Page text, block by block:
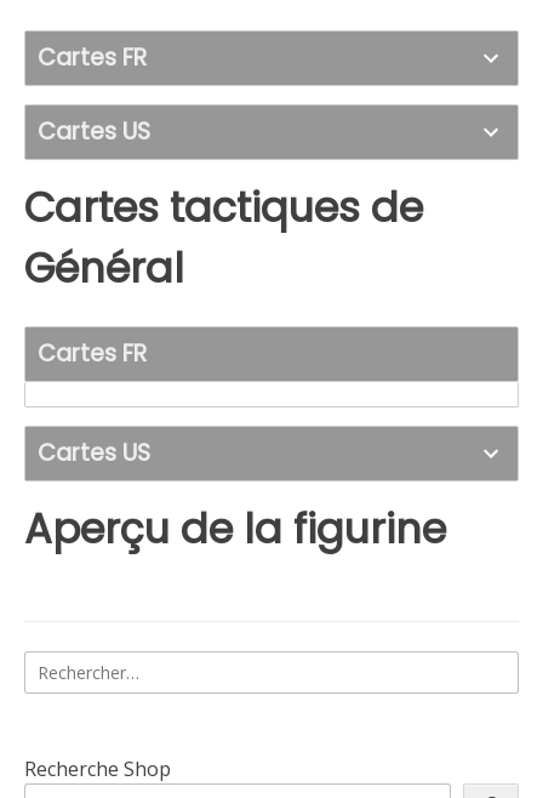
Cartes FR
Cartes US
Cartes tactiques de
Général
Cartes FR
Cartes US
Aperçu de la figurine
Rechercher :
Recherche Shop